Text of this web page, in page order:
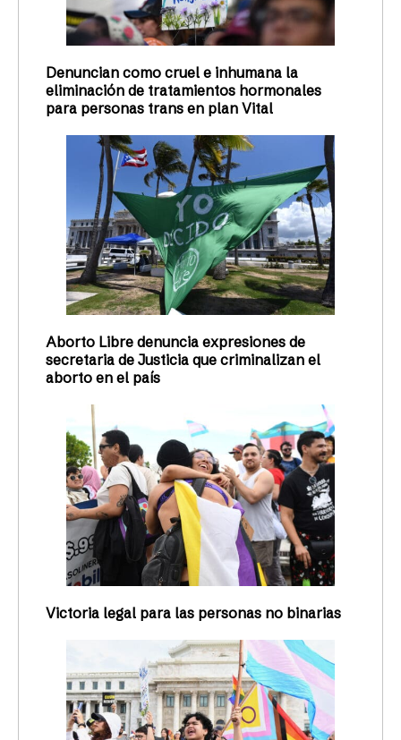
Denuncian como cruel e inhumana la
eliminación de tratamientos hormonales
para personas trans en plan Vital
Aborto Libre denuncia expresiones de
secretaria de Justicia que criminalizan el
aborto en el país
Victoria legal para las personas no binarias